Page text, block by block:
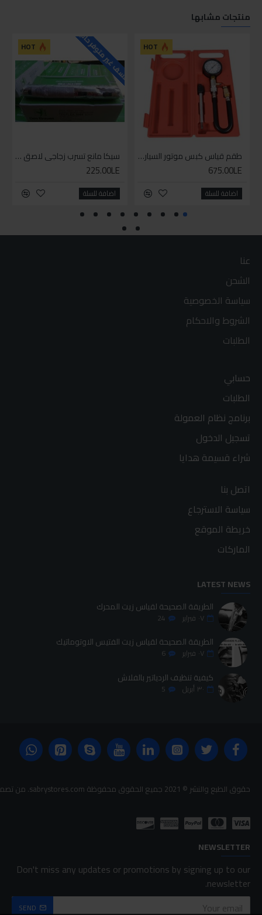
منتجات مشابها
HOT
طقم قياس كبس موتور السياره 3 ق
675.00LE
اضافة للسلة
HOT للاسف غير متوفر حاليا
سيكا مانع تسرب زجاجي لاصق اسود 600 مل
225.00LE
اضافة للسلة
عنا
الشحن
سياسة الخصوصية
الشروط والاحكام
الطلبات
حسابي
الطلبات
برنامج نظام العمولة
تسجيل الدخول
شراء قسيمة هدايا
اتصل بنا
سياسة الاسترجاع
خريطة الموقع
الماركات
LATEST NEWS
الطريقة الصحيحة لقياس زيت المحرك
٠٧ فبراير 24
الطريقة الصحيحة لقياس زيت الفتيس الاوتوماتيك
٠٧ فبراير 6
كيفية تنظيف الردياتير بالفلاش
٣٠ أبريل 5
حقوق الطبع والنشر © 2021 جميع الحقوق محفوظة sabrystores.com. من تصميم-
NEWSLETTER
Don't miss any updates or promotions by signing up to our
newsletter.
SEND